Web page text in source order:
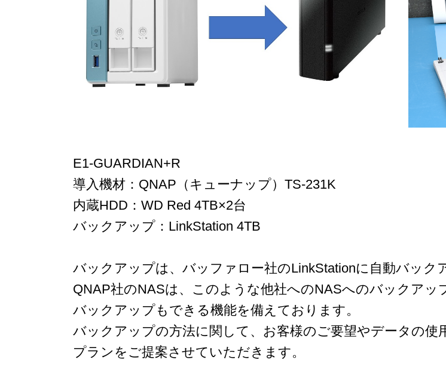
E1-GUARDIAN+R
導入機材：QNAP（キューナップ）TS-231K
内蔵HDD：WD Red 4TB×2台
バックアップ：LinkStation 4TB
バックアップは、バッファロー社のLinkStationに自動バック
QNAP社のNASは、このような他社へのNASへのバックア
バックアップもできる機能を備えております。
バックアップの方法に関して、お客様のご要望やデータの使
プランをご提案させていただきます。